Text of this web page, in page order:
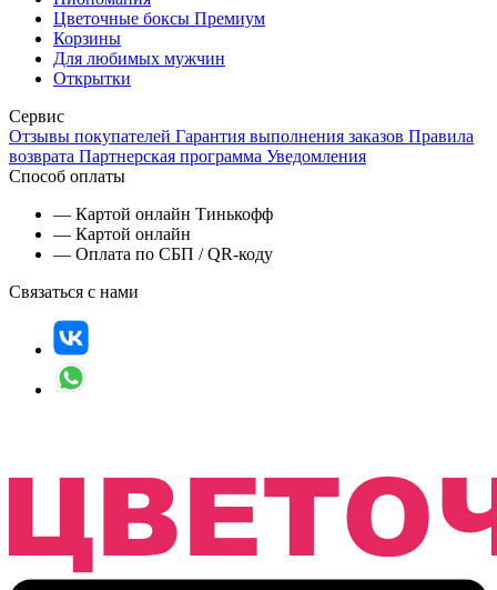
Цветочные боксы Премиум
Корзины
Для любимых мужчин
Открытки
Сервис
Отзывы покупателей Гарантия выполнения заказов Правила
возврата Партнерская программа Уведомления
Способ оплаты
— Картой онлайн Тинькофф
— Картой онлайн
— Оплата по СБП / QR-коду
Связаться с нами